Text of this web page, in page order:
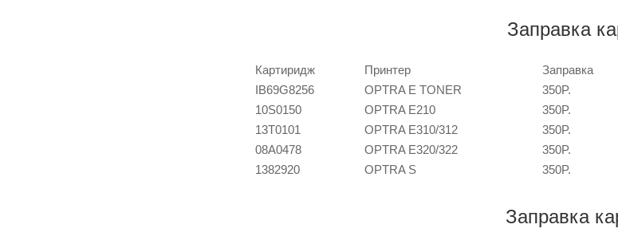
Заправка
Картиридж Принтер Заправка
IB69G8256
OPTRA E TONER 350P.
10S0150
OPTRA E210 350P.
13Т0101
OPTRA E310/312 350P.
08A0478
OPTRA E320/322 350P.
1382920
OPTRA S 350P.
Заправка